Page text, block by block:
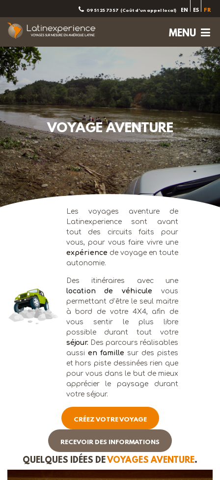
09 51 25 73 57 (Coût d'un appel local) EN ES FR
MENU
VOYAGE AVENTURE
Les voyages aventure de
Latinexperience sont avant
tout des circuits faits pour
vous, pour vous faire vivre une
expérience de voyage en toute
autonomie.
Des itinéraires avec une
location de véhicule vous
permettant d’être le seul maitre
à bord de votre 4X4, afin de
vous sentir le plus libre
possible durant tout votre
séjour. Des parcours réalisables
aussi en famille sur des pistes
et hors piste dessinées rien que
pour vous dans le but de mieux
apprécier le paysage durant
votre séjour.
CRÉEZ VOTRE VOYAGE
RECEVOIR DES INFORMATIONS
QUELQUES IDÉES DE VOYAGES AVENTURE.